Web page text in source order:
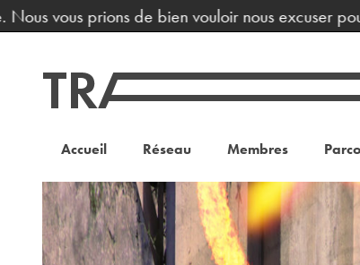
vous prions de bien vouloir nous excuser pour
Accueil Réseau Membres